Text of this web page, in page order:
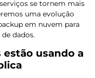
se tornem mais
uma evolução
em nuvem para
dados.
estão usando a